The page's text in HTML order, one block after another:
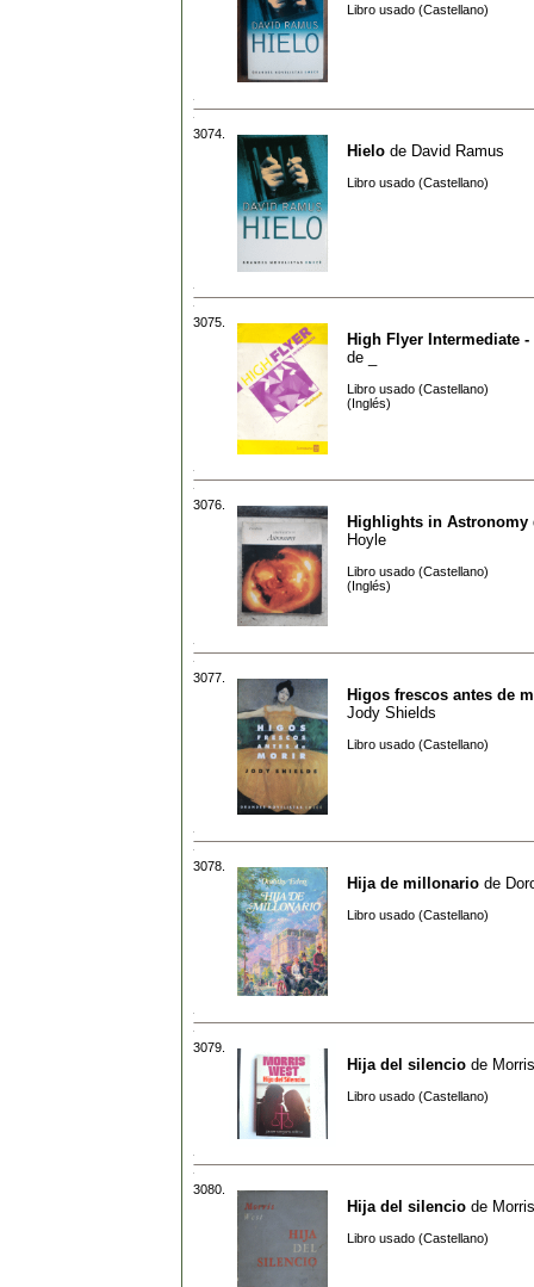
Libro usado (Castellano)
3074.
Hielo de David Ramus
Libro usado (Castellano)
3075.
High Flyer Intermediate
de
Libro usado (Castellano)
(Inglés)
3076.
Highlights in Astronomy
Hoyle
Libro usado (Castellano)
(Inglés)
3077.
Higos frescos antes de
Jody Shields
Libro usado (Castellano)
3078.
Hija de millonario de
Libro usado (Castellano)
3079.
Hija del silencio de
Libro usado (Castellano)
3080.
Hija del silencio de
Libro usado (Castellano)